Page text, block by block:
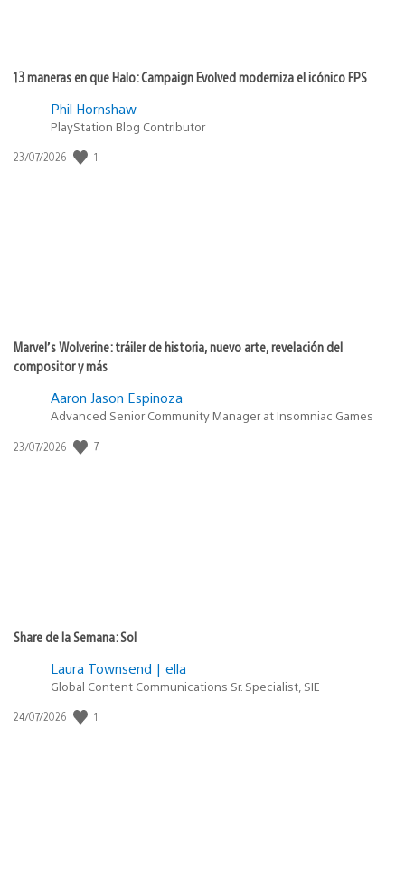
13 maneras en que Halo: Campaign Evolved moderniza el icónico FPS
Phil Hornshaw
PlayStation Blog Contributor
Fecha
23/07/2026 1
Marvel’s Wolverine: tráiler de historia, nuevo arte, revelación del
compositor y más
Aaron Jason Espinoza
Advanced Senior Community Manager at Insomniac Games
Fecha
23/07/2026 7
Share de la Semana: Sol
Laura Townsend | ella
Global Content Communications Sr. Specialist, SIE
Fecha
24/07/2026 1